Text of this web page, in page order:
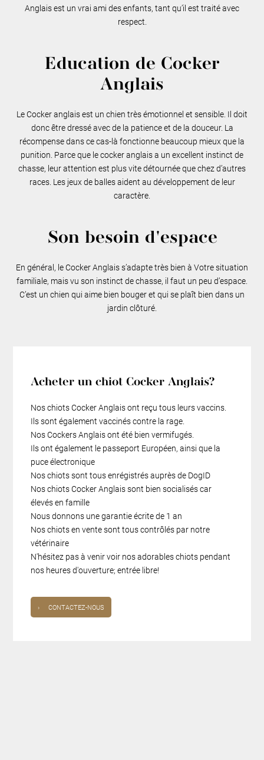
Anglais est un vrai ami des enfants, tant qu’il est traité avec
respect.
Education de Cocker
Anglais
Le Cocker anglais est un chien très émotionnel et sensible. Il doit
donc être dressé avec de la patience et de la douceur. La
récompense dans ce cas-là fonctionne beaucoup mieux que la
punition. Parce que le cocker anglais a un excellent instinct de
chasse, leur attention est plus vite détournée que chez d’autres
races. Les jeux de balles aident au développement de leur
caractère.
Son besoin d'espace
En général, le Cocker Anglais s’adapte très bien à Votre situation
familiale, mais vu son instinct de chasse, il faut un peu d’espace.
C’est un chien qui aime bien bouger et qui se plaît bien dans un
jardin clôturé.
Acheter un chiot Cocker Anglais?
Nos chiots Cocker Anglais ont reçu tous leurs vaccins.
Ils sont également vaccinés contre la rage.
Nos Cockers Anglais ont été bien vermifugés.
Ils ont également le passeport Européen, ainsi que la
puce électronique
Nos chiots sont tous enrégistrés auprès de DogID
Nos chiots Cocker Anglais sont bien socialisés car
élevés en famille
Nous donnons une garantie écrite de 1 an
Nos chiots en vente sont tous contrôlés par notre
vétérinaire
N'hésitez pas à venir voir nos adorables chiots pendant
nos heures d'ouverture; entrée libre!
› CONTACTEZ-NOUS